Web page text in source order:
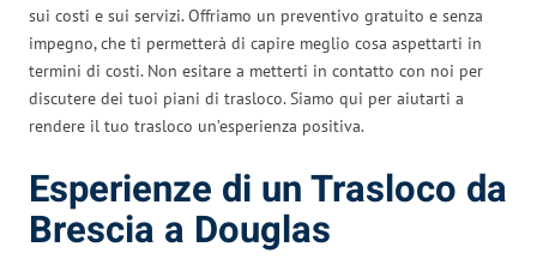
sui costi e sui servizi. Offriamo un preventivo gratuito e senza
impegno, che ti permetterà di capire meglio cosa aspettarti in
termini di costi. Non esitare a metterti in contatto con noi per
discutere dei tuoi piani di trasloco. Siamo qui per aiutarti a
rendere il tuo trasloco un’esperienza positiva.
Esperienze di un Trasloco da
Brescia a Douglas